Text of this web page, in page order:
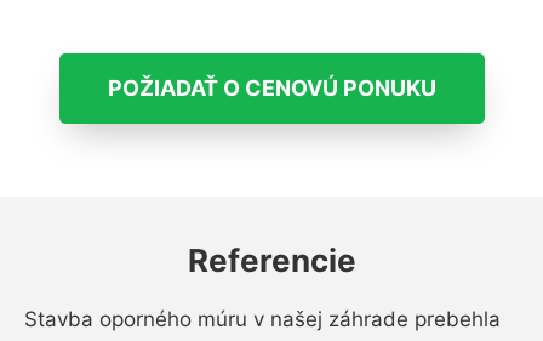
POŽIADAŤ O CENOVÚ PONUKU
Referencie
Stavba oporného múru v našej záhrade prebehla